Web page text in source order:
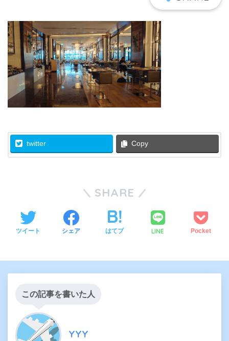
twitter Copy
SHARE
ツイート シェア はてブ LINE Pocket
この記事を書いた人
YYY